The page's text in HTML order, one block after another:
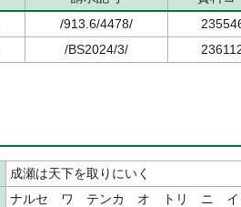
/913.6/4478/
/BS2024/3/
成瀬は天下を取りにいく
ナルセ ワ テンカ オ トリ ニ イ